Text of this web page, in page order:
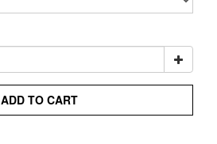
ADD TO CART